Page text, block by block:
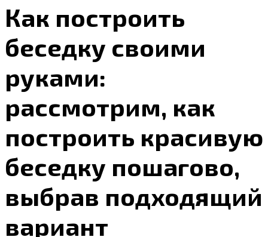
Как построить
беседку своими
руками:
рассмотрим, как
построить красивую
беседку пошагово,
выбрав подходящий
вариант